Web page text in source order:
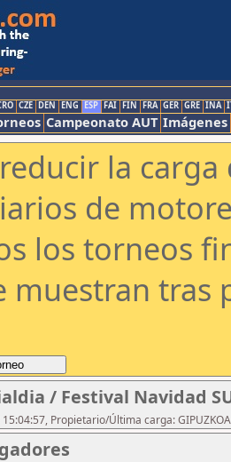
CZE DEN ENG ESP FAI FIN FRA GER GRE INA
Campeonato AUT Imágenes
la
de
los torneos
muestran tras
/ Festival Navidad
Propietario/Última carga: